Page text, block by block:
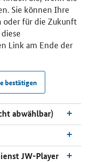
Sie können Ihre
für die Zukunft
Link am Ende der
bestätigen
abwählbar)
JW-Player